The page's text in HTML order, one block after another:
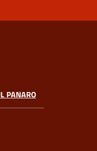
PANARO